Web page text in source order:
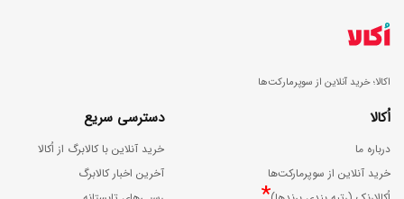
اکالا؛ خرید آنلاین از سوپرمارکت‌ها
اُکالا
درباره ما
خرید آنلاین از سوپرمارکت‌ها
دسترسی سریع
خرید آنلاین با کالابرگ از اُکالا
آخرین اخبار کالابرگ